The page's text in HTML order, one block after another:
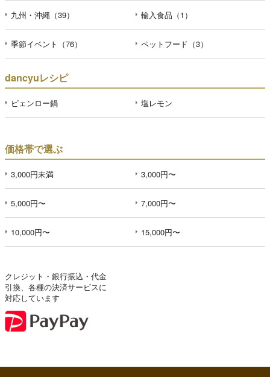
九州・沖縄（39） 輸入食品（1）
季節イベント（76） ペットフード（3）
dancyuレシピ
ピェンロー鍋 塩レモン
価格帯で選ぶ
3,000円未満 3,000円〜
5,000円〜 7,000円〜
10,000円〜 15,000円〜
クレジット・銀行振込・代金
引換、各種の決済サービスに
対応しています